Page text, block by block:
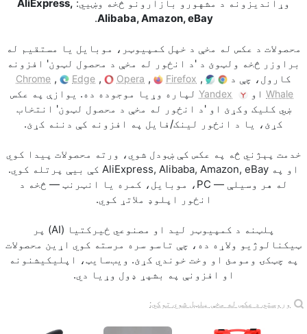
وړاندیزونه د مشهورو بازارونو څخه وښيي: AliExpress,
Alibaba, Amazon, eBay
.
محصولات د عکس له مخې د خپل کمپیوټر، موبایل يا مستقیم له
براوزر څخه ولټوئ د 'د انځور له مخې د محصول لټون' افزونه
کارول، چې د
Chrome , Edge , Opera , Firefox ,
Whale او Yandex لپاره وړیا موجوده ده. يوازې په عکس
ښي کليک وکړئ او 'د انځور له مخې د محصول لټون' انتخاب
کړئ، يا د انځور لینک/فايل په افزونه کې دننه کړئ.
خدمت پېژني څه په عکس کې ښودل شوي، ورته محصولات پيدا کوي
او په AliExpress, Alibaba, Amazon, eBay کې بيې پرتله کوي.
له هر وسیلې — PC، موبایل، کمره يا انټرنټ — څخه د
انځور اپلوډ ملاتړ کوي.
پلټنه د کمپيوټر لید او مصنوعي ځیرکتیا (AI) پر
ټیکنالوژیو ولاړه ده، چې تاسو سره مرسته کوي اړین محصولات
په چټکۍ ومومئ او وخت خوندي کړئ. ویب‌سایټ، اپلیکیشنونه
او افزونې په بشپړ ډول وړیا دي.
وروستي د عکس له مخې پلټل شوي توکي: